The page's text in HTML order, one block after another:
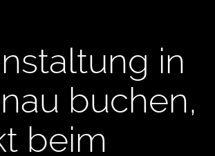
in
buchen,
beim